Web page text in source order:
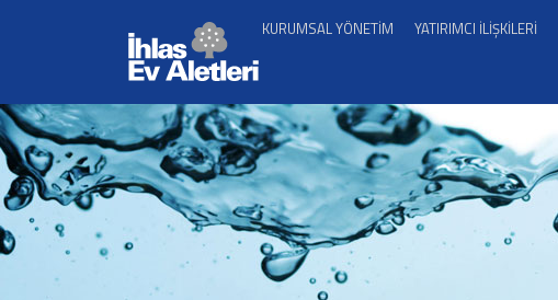
KURUMSAL YÖNETİM YATIRIMCI İLİŞKİLERİ